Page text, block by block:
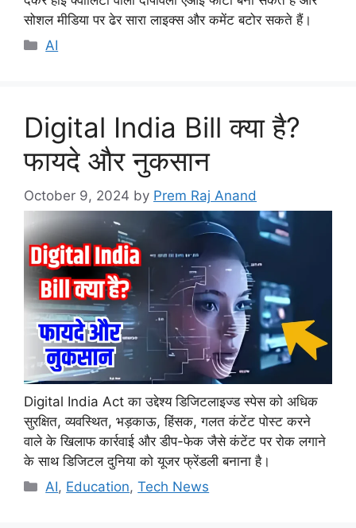
सोशल मीडिया पर ढेर सारा लाइक्स और कमेंट बटोर सकते हैं।
Categories
AI
Digital India Bill क्या है?
फायदे और नुकसान
October 9, 2024 by Prem Raj Anand
Digital India Act का उद्देश्य डिजिटलाइज्ड स्पेस को अधिक
सुरक्षित, व्यवस्थित, भड़काऊ, हिंसक, गलत कंटेंट पोस्ट करने
वाले के खिलाफ कार्रवाई और डीप-फेक जैसे कंटेंट पर रोक लगाने
के साथ डिजिटल दुनिया को यूजर फ्रेंडली बनाना है।
Categories
AI, Education,Tech News